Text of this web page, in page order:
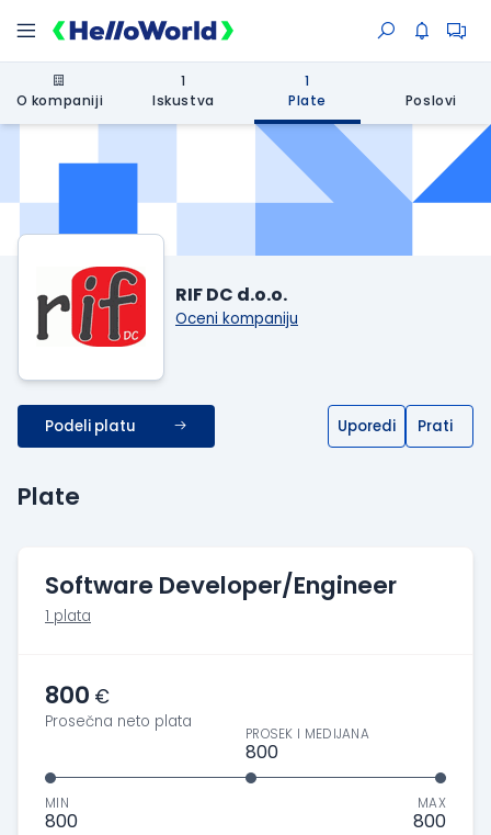
O kompaniji
1
Iskustva
1
Plate
Poslovi
RIF DC d.o.o.
Oceni kompaniju
Podeli platu Uporedi Prati
Plate
Software Developer/Engineer
1 plata
800 €
Prosečna neto plata
MIN
800
PROSEK I MEDIJANA
800
MAX
800